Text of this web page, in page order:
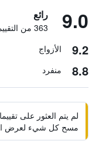
9.0 رائع
363 من التقييمات تم التحقق منها
9.2 الأزواج
8.8 منفرد
لم يتم العثور على
مسح كل شيء لعرض